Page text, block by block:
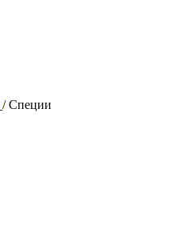
/ Специи